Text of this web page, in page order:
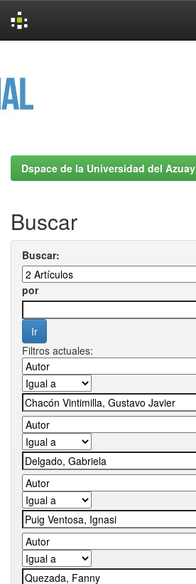
Dspace de la Universidad del Azuay
Buscar
Buscar:
por
Filtros actuales: